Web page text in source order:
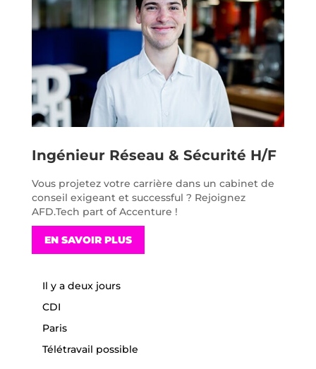
Ingénieur Réseau & Sécurité H/F
Vous projetez votre carrière dans un cabinet de
conseil exigeant et successful ? Rejoignez
AFD.Tech part of Accenture !
EN SAVOIR PLUS
Il y a deux jours
CDI
Paris
Télétravail possible